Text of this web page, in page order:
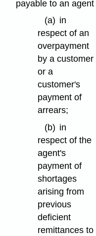
payable to an agent
(a) in
respect of an
overpayment
by a customer
or a
customer's
payment of
arrears;
(b) in
respect of the
agent's
payment of
shortages
arising from
previous
deficient
remittances to